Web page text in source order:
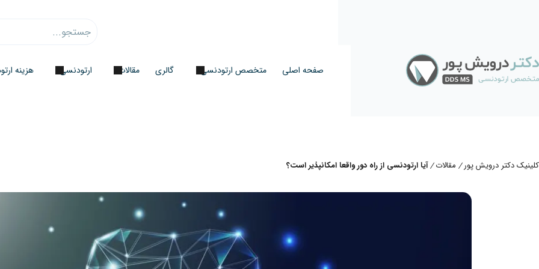
صفحه اصلی متخصص ارتودنسی گالری مقالات ارتودنسی هزینه
کلینیک دکتر درویش پور / مقالات /آیا ارتودنسی از راه دور واقعا امکانپذیر است؟